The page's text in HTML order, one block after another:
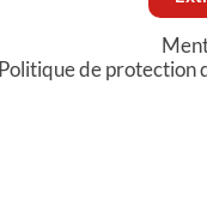
Politique de protection